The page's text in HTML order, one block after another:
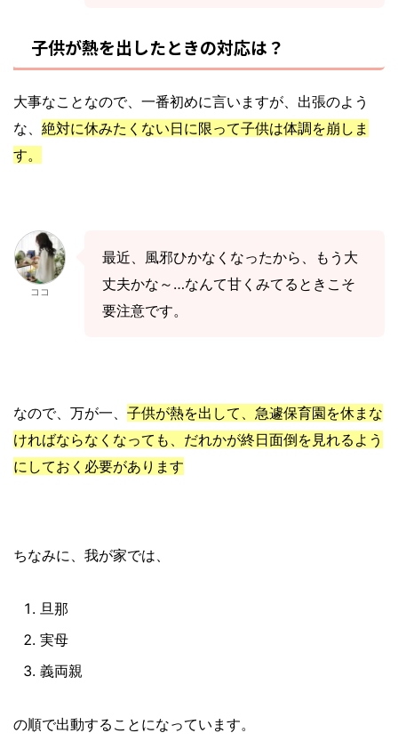
子供が熱を出したときの対応は？
大事なことなので、一番初めに言いますが、出張のよう
な、 絶対に休みたくない日に限って子供は体調を崩しま
す。
ココ
最近、風邪ひかなくなったから、もう大
丈夫かな～…なんて甘くみてるときこそ
要注意です。
なので、万が一、 子供が熱を出して、急遽保育園を休まな
ければならなくなっても、だれかが終日面倒を見れるよう
にしておく必要があります
ちなみに、我が家では、
旦那
実母
義両親
の順で出動することになっています。